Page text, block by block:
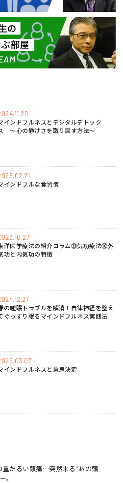
インドフルネスとデジタルデトック
〜心の静けさを取り戻す方法〜
インドフルな食習慣
洋医学療法の紹介コラム㉝気功療法⑩外
功と内気功の特徴
の睡眠トラブルを解消！自律神経を整え
ぐっすり眠るマインドフルネス実践法
インドフルネスと意思決定
重だるい頭痛…突然来る“あの頭
。